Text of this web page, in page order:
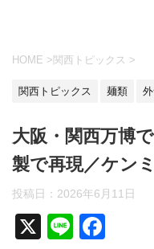
HOME > 関西トピックス >
関西トピックス 麺類
大阪・関西万博
製で再現／ケン
投稿日： 2026年6月11日
X
Li